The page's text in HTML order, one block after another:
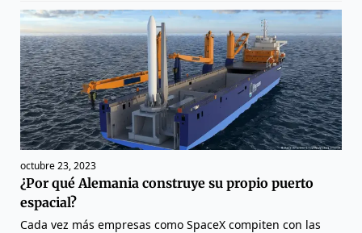
octubre 23, 2023
¿Por qué Alemania construye su propio puerto
espacial?
Cada vez más empresas como SpaceX compiten con las